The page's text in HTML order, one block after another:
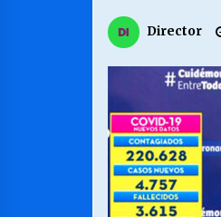
Director